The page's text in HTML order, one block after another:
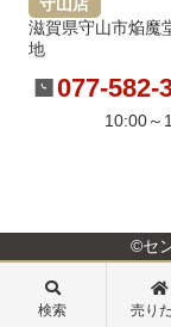
滋賀県守山市焔魔
地
077-582-
10:00～
©セ
検索 売り